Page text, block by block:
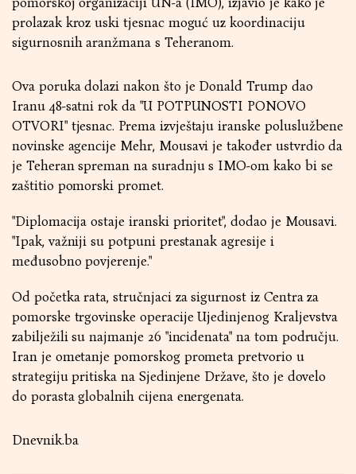
prolazak kroz uski tjesnac moguć uz koordinaciju
sigurnosnih aranžmana s Teheranom.
Ova poruka dolazi nakon što je Donald Trump dao
Iranu 48-satni rok da "U POTPUNOSTI PONOVO
OTVORI" tjesnac. Prema izvještaju iranske poluslužbene
novinske agencije Mehr, Mousavi je također ustvrdio da
je Teheran spreman na suradnju s IMO-om kako bi se
zaštitio pomorski promet.
"Diplomacija ostaje iranski prioritet", dodao je Mousavi.
"Ipak, važniji su potpuni prestanak agresije i
međusobno povjerenje."
Od početka rata, stručnjaci za sigurnost iz Centra za
pomorske trgovinske operacije Ujedinjenog Kraljevstva
zabilježili su najmanje 26 "incidenata" na tom području.
Iran je ometanje pomorskog prometa pretvorio u
strategiju pritiska na Sjedinjene Države, što je dovelo
do porasta globalnih cijena energenata.
Dnevnik.ba